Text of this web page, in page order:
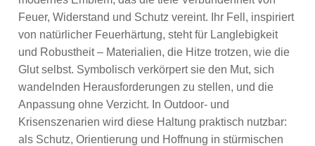
Feuer, Widerstand und Schutz vereint. Ihr Fell, inspiriert
von natürlicher Feuerhärtung, steht für Langlebigkeit
und Robustheit – Materialien, die Hitze trotzen, wie die
Glut selbst. Symbolisch verkörpert sie den Mut, sich
wandelnden Herausforderungen zu stellen, und die
Anpassung ohne Verzicht. In Outdoor- und
Krisenszenarien wird diese Haltung praktisch nutzbar:
als Schutz, Orientierung und Hoffnung in stürmischen